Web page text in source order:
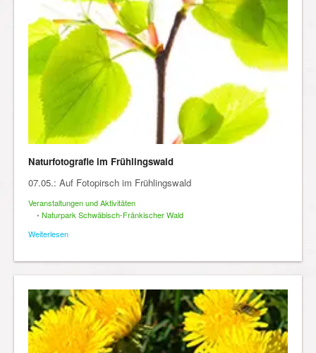
Naturfotografie im Frühlingswald
07.05.: Auf Fotopirsch im Frühlingswald
Veranstaltungen und Aktivitäten
• Naturpark Schwäbisch-Fränkischer Wald
Weiterlesen